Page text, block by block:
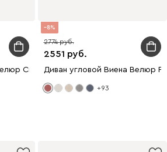
Светло-серый
8
2551
2774
Диван угловой Виена Велюр
+93